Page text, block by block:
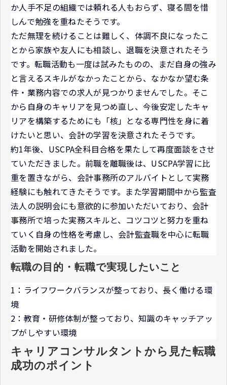
か人手不足の組織では頼れる人もおらず、寝る間を惜
しんで勉強を重ねたそうです。
ただ無理を続けることは難しく、体調不良になったこ
とから家族や友人にも相談し、退職を決意されたそう
です。転職活動も一度は試みたものの、まだ自身の強み
と言えるスキルがなかったことから、なかなか望む条
件・業務内容での求人が見つかりませんでした。そこ
から自身のキャリアを見つめ直し、今後安定したキャ
リアを構築するためにも「核」となる専門性を身に着
けたいと思い、会計の学習を決意されたそうです。
約1年後、USCPA全科目合格を果たして再度面談をさせ
ていただきました。前職を離職後は、USCPA学習に比
重を置きながら、会計事務所のアルバイトとして実務
経験にも触れてきたそうです。また学習期間中から監査
法人の説明会にも意欲的に参加いただいており、会計
事務所で培った実務スキルと、コツコツと努力を重ね
ていく自身の性格を考慮し、会計監査職を中心に転職
活動を開始されました。
転職の目的・転職で実現したいこと
1：ライフワークバランスが整っており、長く働ける環
境
2：教育・研修体制が整っており、知識のキャッチアッ
プがしやすい環境
キャリアコンサルタントから見た転職
成功のポイント